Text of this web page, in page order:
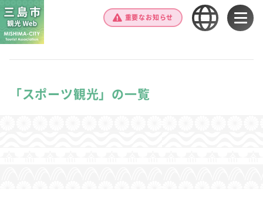
重要なお知らせ
「スポーツ観光」の一覧